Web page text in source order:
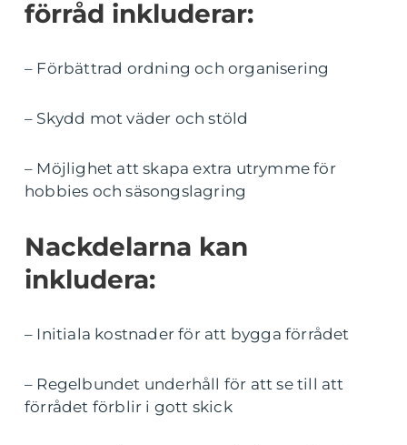
förråd inkluderar:
– Förbättrad ordning och organisering
– Skydd mot väder och stöld
– Möjlighet att skapa extra utrymme för
hobbies och säsongslagring
Nackdelarna kan
inkludera:
– Initiala kostnader för att bygga förrådet
– Regelbundet underhåll för att se till att
förrådet förblir i gott skick